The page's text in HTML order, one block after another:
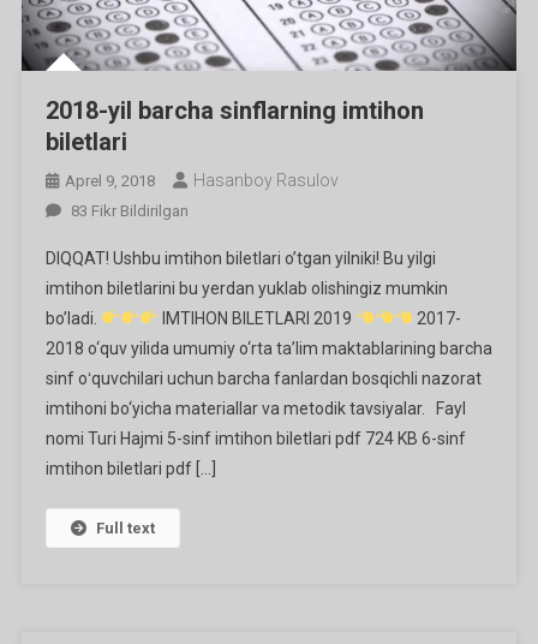
2018-yil barcha sinflarning imtihon
biletlari
Aprel 9, 2018 Hasanboy Rasulov
2018-
Barcha
Sinflarning
Imtihon
Biletlari
Ga
83 Fikr Bildirilgan
DIQQAT! Ushbu imtihon biletlari o’tgan yilniki! Bu yilgi
imtihon biletlarini bu yerdan yuklab olishingiz mumkin
bo’ladi.
IMTIHON BILETLARI 2019
2017-
2018 o‘quv yilida umumiy o‘rta ta’lim maktablarining barcha
sinf oʻquvchilari uchun barcha fanlardan bosqichli nazorat
imtihoni bo‘yicha materiallar va metodik tavsiyalar. Fayl
nomi Turi Hajmi 5-sinf imtihon biletlari pdf 724 KB 6-sinf
imtihon biletlari pdf […]
Full text